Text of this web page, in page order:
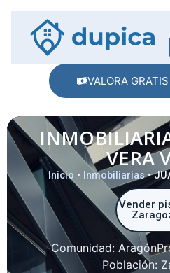
VALORA
VERA
Inicio • Inmobiliarias•
Vender
Comunidad: Aragón
Población: